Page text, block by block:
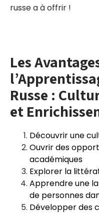
russe a à offrir !
Les
Russe :
et
Découvrir une
Ouvrir des
académiques
Explorer la
Apprendre une
de personnes
Développer des